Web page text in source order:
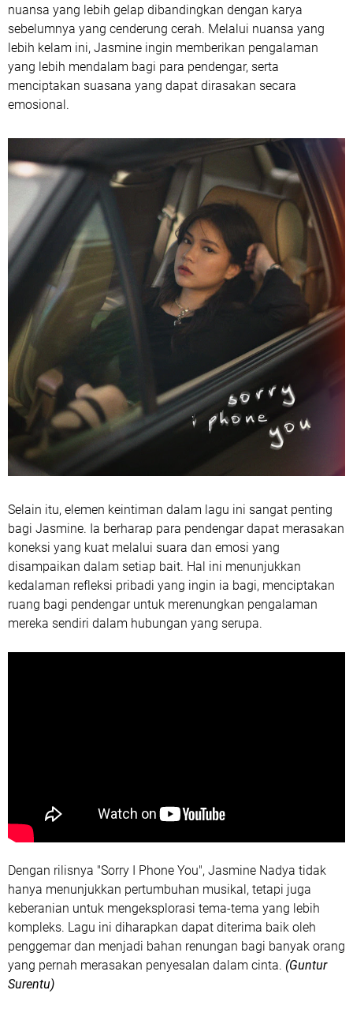
nuansa yang lebih gelap dibandingkan dengan karya
sebelumnya yang cenderung cerah. Melalui nuansa yang
lebih kelam ini, Jasmine ingin memberikan pengalaman
yang lebih mendalam bagi para pendengar, serta
menciptakan suasana yang dapat dirasakan secara
emosional.
Selain itu, elemen keintiman dalam lagu ini sangat penting
bagi Jasmine. Ia berharap para pendengar dapat merasakan
koneksi yang kuat melalui suara dan emosi yang
disampaikan dalam setiap bait. Hal ini menunjukkan
kedalaman refleksi pribadi yang ingin ia bagi, menciptakan
ruang bagi pendengar untuk merenungkan pengalaman
mereka sendiri dalam hubungan yang serupa.
Dengan rilisnya "Sorry I Phone You", Jasmine Nadya tidak
hanya menunjukkan pertumbuhan musikal, tetapi juga
keberanian untuk mengeksplorasi tema-tema yang lebih
kompleks. Lagu ini diharapkan dapat diterima baik oleh
penggemar dan menjadi bahan renungan bagi banyak orang
yang pernah merasakan penyesalan dalam cinta. (Guntur
Surentu)